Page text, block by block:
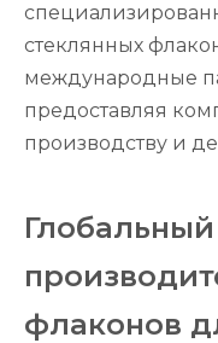
стеклянных
международные
предоставляя
производству и
флаконов